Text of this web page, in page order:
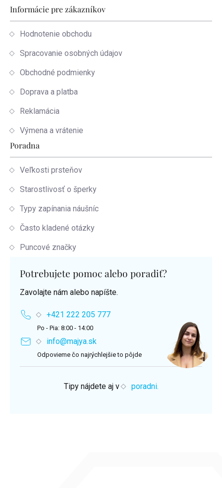
Informácie pre zákazníkov
Hodnotenie obchodu
Spracovanie osobných údajov
Obchodné podmienky
Doprava a platba
Reklamácia
Výmena a vrátenie
Poradna
Veľkosti prsteňov
Starostlivosť o šperky
Typy zapínania náušníc
Často kladené otázky
Puncové značky
Potrebujete pomoc alebo poradiť?
Zavolajte nám alebo napíšte.
+421 222 205 777
Po - Pia: 8:00 - 14:00
info@majya.sk
Odpovieme čo najrýchlejšie to pôjde
Tipy nájdete aj v poradni.